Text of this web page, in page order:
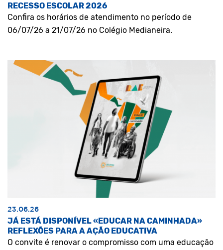
RECESSO ESCOLAR 2026
Confira os horários de atendimento no período de
06/07/26 a 21/07/26 no Colégio Medianeira.
23.06.26
JÁ ESTÁ DISPONÍVEL «EDUCAR NA CAMINHADA»
REFLEXÕES PARA A AÇÃO EDUCATIVA
O convite é renovar o compromisso com uma educação